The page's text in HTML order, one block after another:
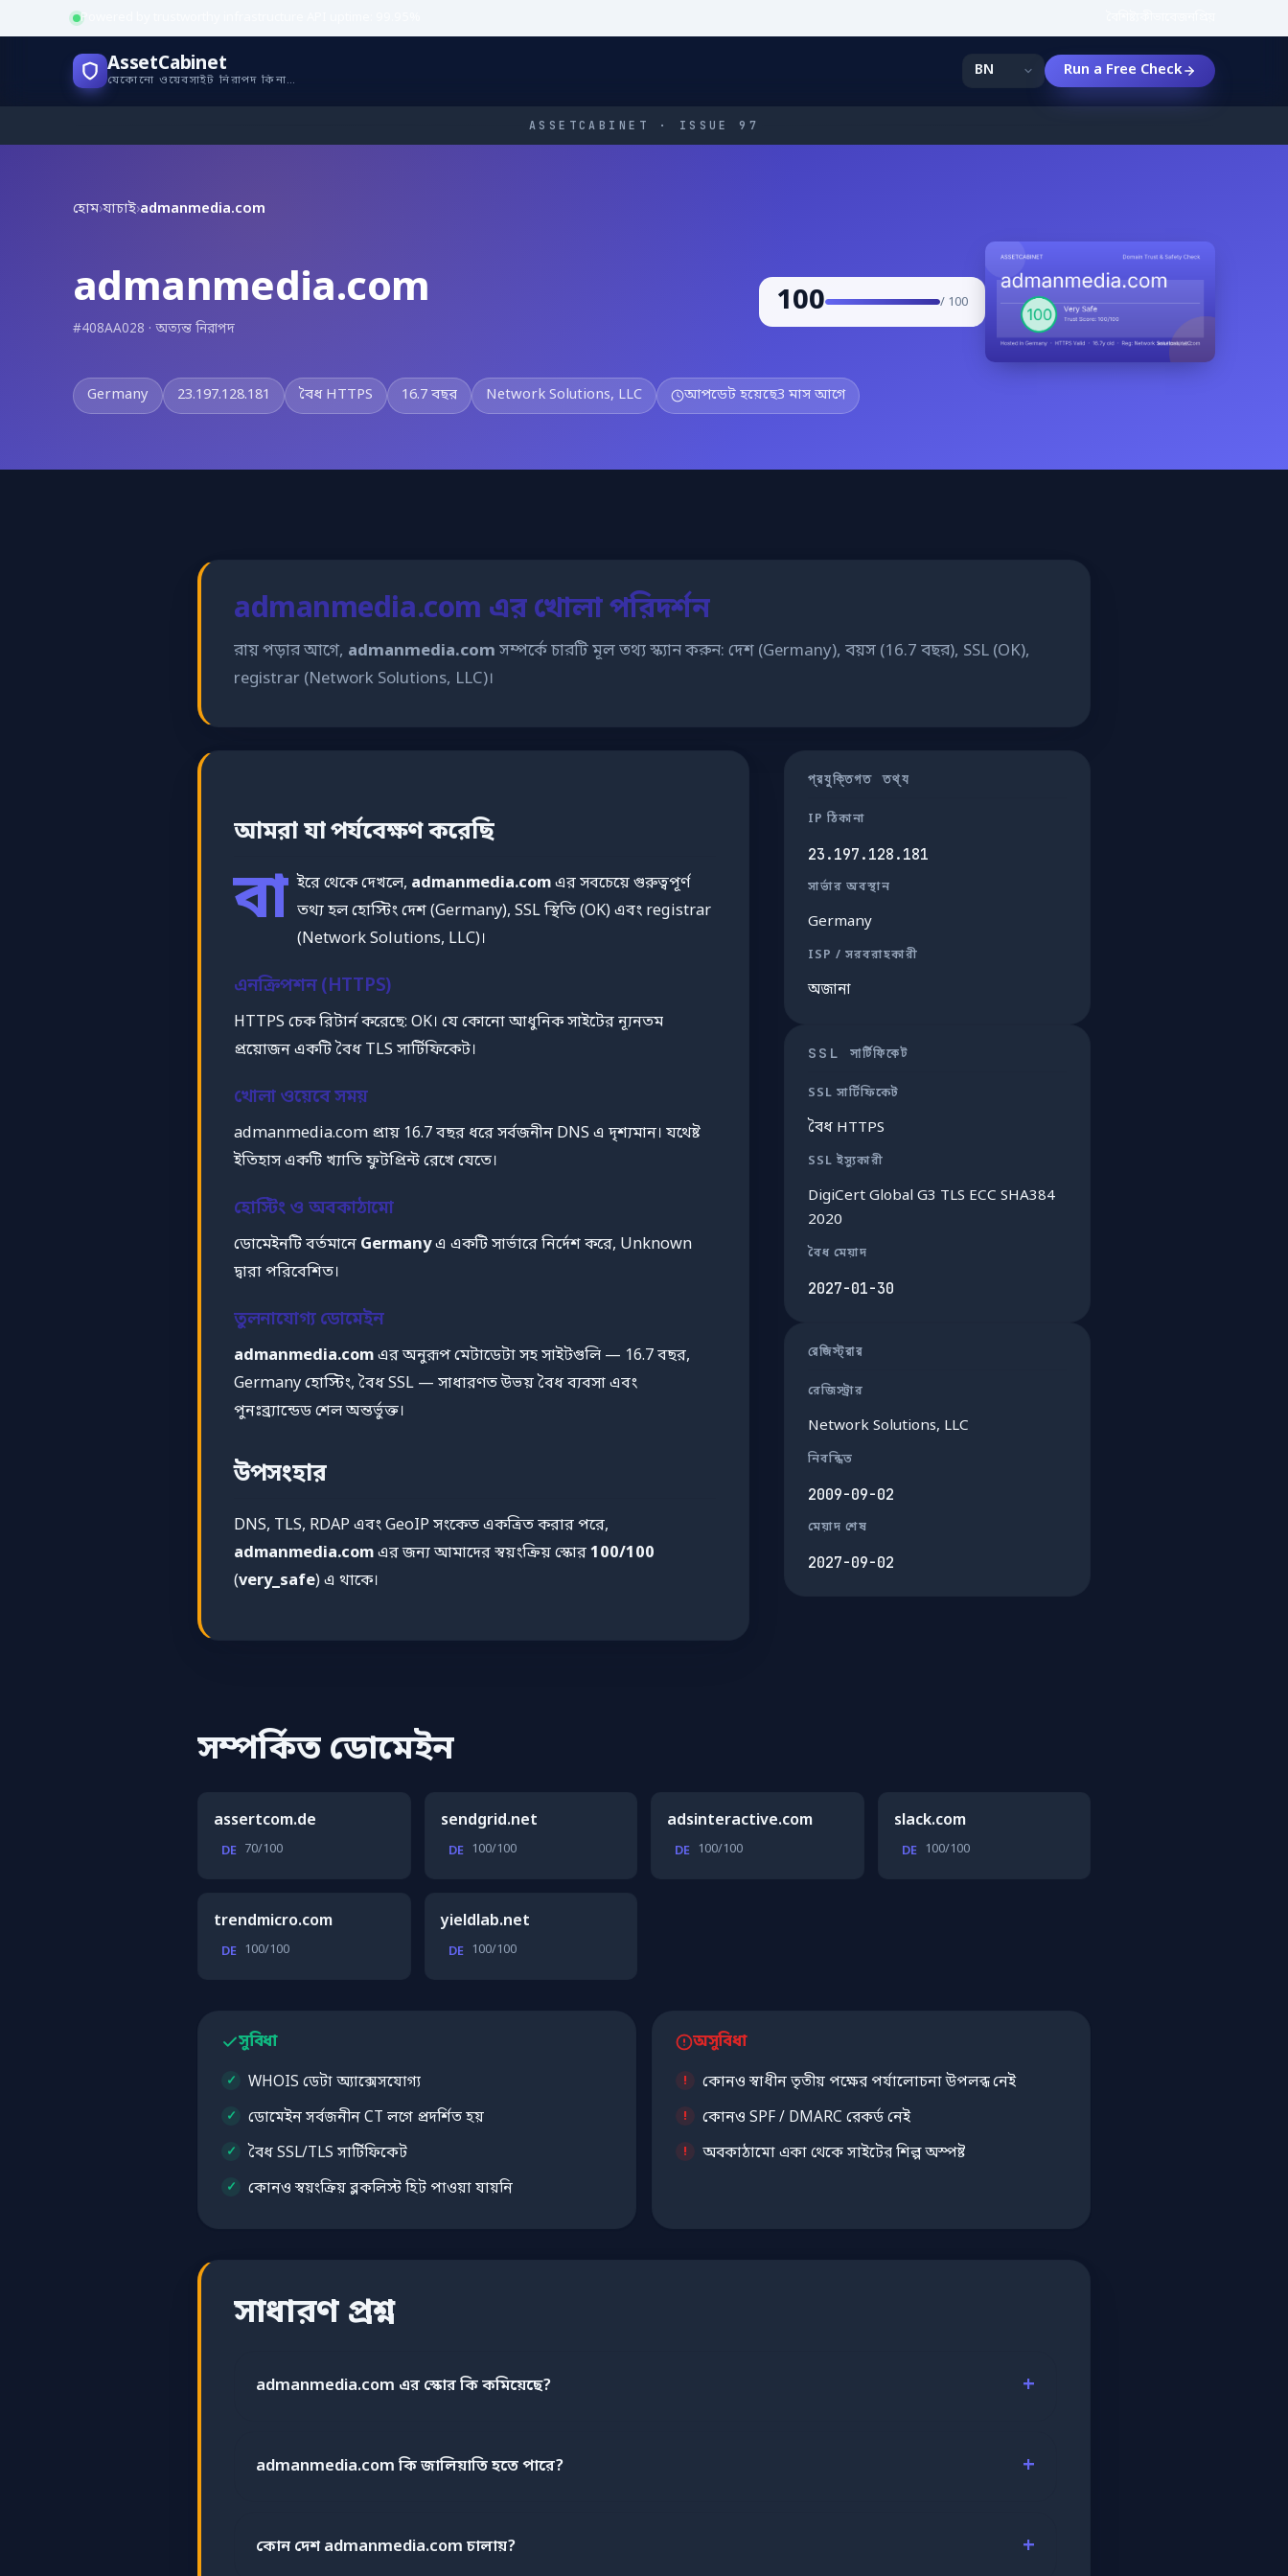
Powered by trustworthy infrastructure
AssetCabinet
যেকোনো ওয়েবসাইট নিরাপদ কিনা যাচাই করুন
Run a Free Check
ASSETCABINET · ISSUE 97
হোম›যাচাই›admanmedia.com
admanmedia.com
#408AA028 · অত্যন্ত নিরাপদ
100 / 100
Germany 23.197.128.181 বৈধ HTTPS 16.7 বছর Network Solutions, LLC আপডেট হয়েছে3 মাস আগে
admanmedia.com এর খোলা পরিদর্শন
রায় পড়ার আগে, admanmedia.com সম্পর্কে চারটি মূল তথ্য স্ক্যান করুন: দেশ (Germany), বয়স (16.7 বছর), SSL (OK),
registrar (Network Solutions, LLC)।
আমরা যা পর্যবেক্ষণ করেছি
বা ইরে থেকে দেখলে, admanmedia.comএর সবচেয়ে গুরুত্বপূর্ণ
তথ্য হল হোস্টিং দেশ (Germany), SSL স্থিতি (OK) এবং registrar
(Network Solutions, LLC)।
এনক্রিপশন (HTTPS)
HTTPS চেক রিটার্ন করেছে: OK। যে কোনো আধুনিক সাইটের ন্যূনতম
প্রয়োজন একটি বৈধ TLS সার্টিফিকেট।
খোলা ওয়েবে সময়
admanmedia.com প্রায় 16.7 বছর ধরে সর্বজনীন DNS এ দৃশ্যমান। যথেষ্ট
ইতিহাস একটি খ্যাতি ফুটপ্রিন্ট রেখে যেতে।
হোস্টিং ও অবকাঠামো
ডোমেইনটি বর্তমানে Germanyএ একটি সার্ভারে নির্দেশ করে, Unknown
দ্বারা পরিবেশিত।
তুলনাযোগ্য ডোমেইন
admanmedia.comএর অনুরূপ মেটাডেটা সহ সাইটগুলি — 16.7 বছর,
Germany হোস্টিং, বৈধ SSL — সাধারণত উভয় বৈধ ব্যবসা এবং
পুনঃব্র্যান্ডেড শেল অন্তর্ভুক্ত।
উপসংহার
DNS, TLS, RDAP এবং GeoIP সংকেত একত্রিত করার পরে,
admanmedia.comএর জন্য আমাদের স্বয়ংক্রিয় স্কোর100/100
(very_safe) এ থাকে।
প্রযুক্তিগত তথ্য
IP ঠিকানা
23.197.128.181
সার্ভার অবস্থান
Germany
ISP / সরবরাহকারী
অজানা
SSL সার্টিফিকেট
SSL সার্টিফিকেট
বৈধ HTTPS
SSL ইস্যুকারী
DigiCert Global G3 TLS ECC SHA384
2020
বৈধ মেয়াদ
2027-01-30
রেজিস্ট্রার
রেজিস্ট্রার
Network Solutions, LLC
নিবন্ধিত
2009-09-02
মেয়াদ শেষ
2027-09-02
সম্পর্কিত ডোমেইন
assertcom.de
DE 70/100
sendgrid.net
DE 100/100
adsinteractive.com
DE 100/100
slack.com
DE 100/100
trendmicro.com
DE 100/100
yieldlab.net
DE 100/100
সুবিধা
WHOIS ডেটা অ্যাক্সেসযোগ্য
ডোমেইন সর্বজনীন CT লগে প্রদর্শিত হয়
বৈধ SSL/TLS সার্টিফিকেট
কোনও স্বয়ংক্রিয় ব্লকলিস্ট হিট পাওয়া যায়নি
অসুবিধা
কোনও স্বাধীন তৃতীয় পক্ষের পর্যালোচনা উপলব্ধ নেই
কোনও SPF / DMARC রেকর্ড নেই
অবকাঠামো একা থেকে সাইটের শিল্প অস্পষ্ট
সাধারণ প্রশ্ন
admanmedia.com এর স্কোর কি কমিয়েছে?
admanmedia.com কি জালিয়াতি হতে পারে?
কোন দেশ admanmedia.com চালায়?